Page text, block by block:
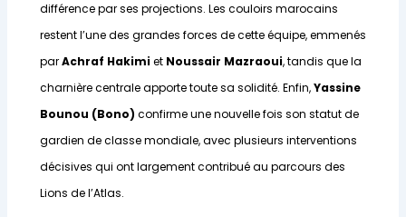
différence par ses projections. Les couloirs marocains
restent l’une des grandes forces de cette équipe, emmenés
parAchraf Hakimiet Noussair Mazraoui, tandis que la
charnière centrale apporte toute sa solidité. Enfin,Yassine
Bounou (Bono) confirme une nouvelle fois son statut de
gardien de classe mondiale, avec plusieurs interventions
décisives qui ont largement contribué au parcours des
Lions de l’Atlas.